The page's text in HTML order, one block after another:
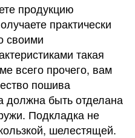
продукцию
практически
своими
такая
всего прочего, вам
пошива
должна быть отделана
Подкладка не
шелестящей.